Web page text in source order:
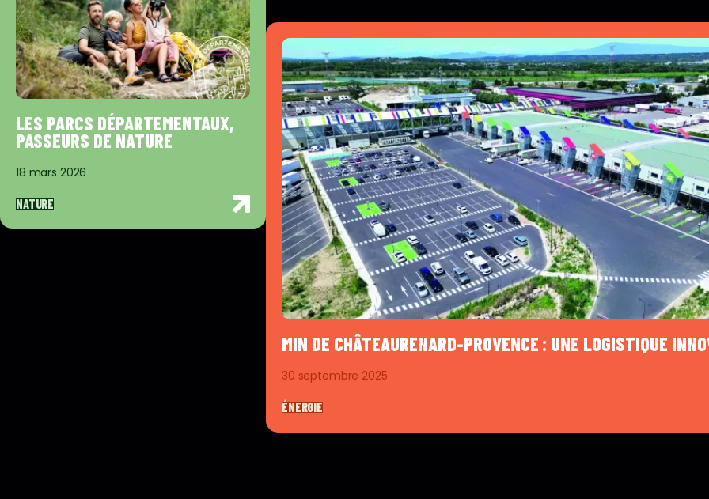
LES PARCS DÉPARTEMENTAUX,
PASSEURS DE NATURE
18 mars 2026
NATURE
MIN DE CHÂTEAURENARD-PROVENCE : UNE LOGISTIQUE
30 septembre 2025
ÉNERGIE